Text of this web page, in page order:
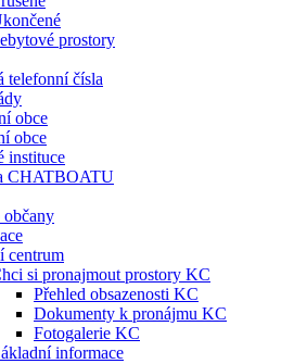
prostory
telefonní čísla
obce
obce
instituce
CHATBOATU
občany
centrum
si pronajmout prostory KC
Přehled obsazenosti KC
Dokumenty k pronájmu KC
Fotogalerie KC
informace